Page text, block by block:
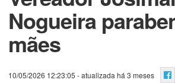
Nogueira
mães
10/05/2026 12:23:05 - atualizada há 3 meses